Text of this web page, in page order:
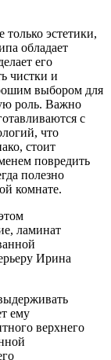
эстетики,
обладает
его
чистки и
выбором для
роль. Важно
с
что
стоит
повредить
полезно
комнате.
ламинат
Ирина
ему
верхнего